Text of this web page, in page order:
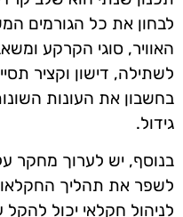
לבחון את כל הגורמים
האוויר, סוגי הקרקע
לשתילה, דישון וקציר
בחשבון את העונות
גידול.
בנוסף, יש לערוך מחקר
לשפר את תהליך
לניהול חקלאי יכול